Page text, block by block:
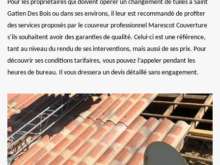
Pour les propriétaires qui doivent opérer un changement de tuiles à Saint
Gatien Des Bois ou dans ses environs, il leur est recommandé de profiter
des services proposés par le couvreur professionnel Marescot Couverture
s’ils souhaitent avoir des garanties de qualité. Celui-ci est une référence,
tant au niveau du rendu de ses interventions, mais aussi de ses prix. Pour
découvrir ses conditions tarifaires, vous pouvez l’appeler pendant les
heures de bureau. Il vous dressera un devis détaillé sans engagement.